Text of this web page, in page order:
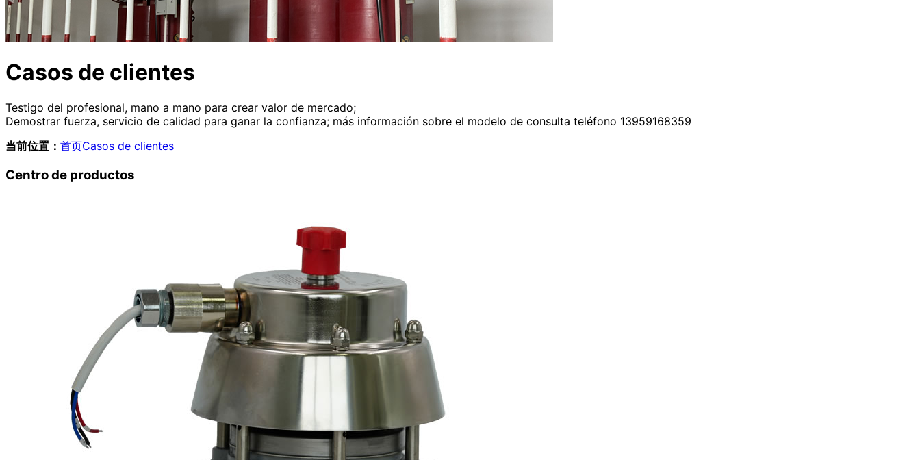
Casos de clientes
Testigo del profesional, mano a mano para crear valor de mercado;
Demostrar fuerza, servicio de calidad para ganar la confianza; más información sobre el modelo de consulta teléfono 13959168359
当前位置： 首页Casos de clientes
Centro de productos